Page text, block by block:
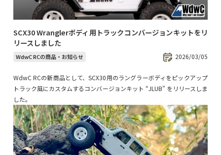
SCX30 Wranglerボディ用トラックコンバージョンキットをリ
リースしました
WdwC RCの商品・お知らせ 2026/03/05
WdwC RCの新商品として、SCX30用のラングラーボディをピックアップ
トラック風にカスタムするコンバージョンキット “JLUB” をリリースしま
した。